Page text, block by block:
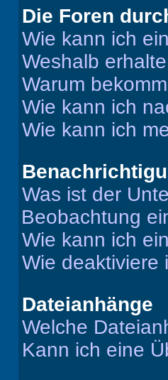
Die Foren
Wie kann ich
Weshalb
Warum
Wie kann ich
Wie kann ich
Was ist der
Beobachtung
Wie kann ich
Wie deaktiviere
Dateianhänge
Welche
Kann ich eine